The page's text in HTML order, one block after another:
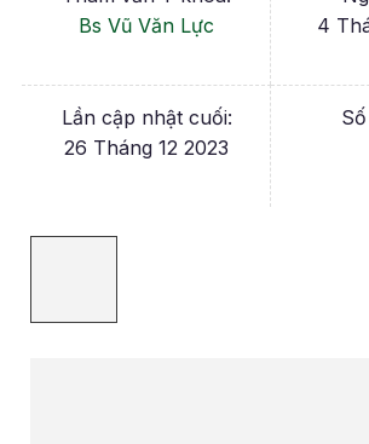
Bs Vũ Văn Lực
4
Lần cập nhật cuối:
26 Tháng 12 2023